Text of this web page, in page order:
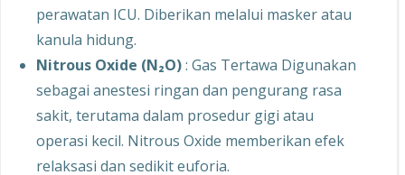
perawatan ICU. Diberikan melalui masker atau
kanula hidung.
Nitrous Oxide (N₂O): Gas Tertawa Digunakan
sebagai anestesi ringan dan pengurang rasa
sakit, terutama dalam prosedur gigi atau
operasi kecil. Nitrous Oxide memberikan efek
relaksasi dan sedikit euforia.